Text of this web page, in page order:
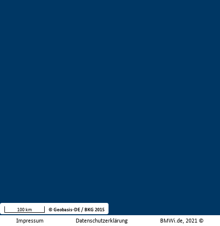
Impressum Datenschutzerklärung BMWi.de, 2021 ©
100 km © Geobasis-DE / BKG 2015